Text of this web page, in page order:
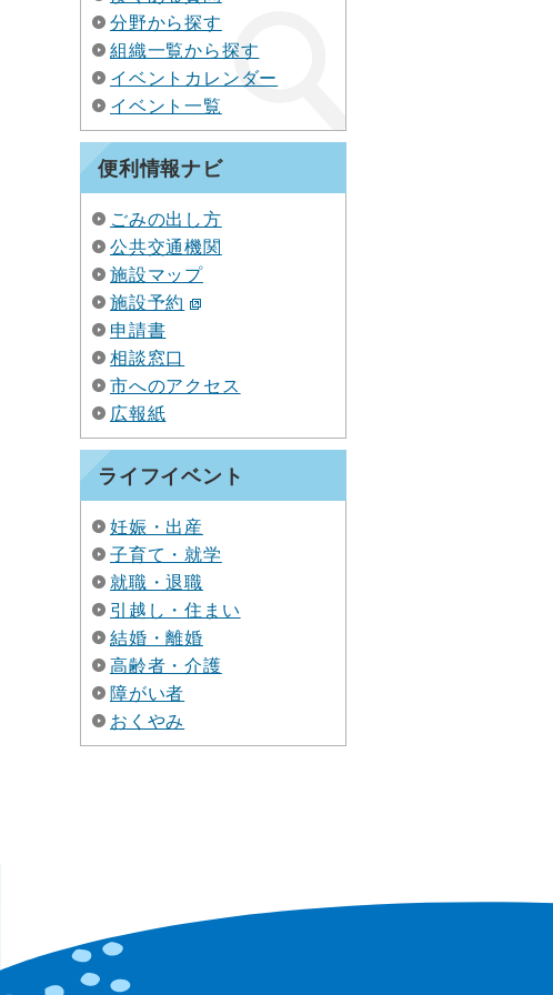
分野から探す
組織一覧から探す
イベントカレンダー
イベント一覧
便利情報ナビ
ごみの出し方
公共交通機関
施設マップ
施設予約
申請書
相談窓口
市へのアクセス
広報紙
ライフイベント
妊娠・出産
子育て・就学
就職・退職
引越し・住まい
結婚・離婚
高齢者・介護
障がい者
おくやみ